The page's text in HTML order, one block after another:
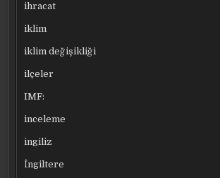
ihracat
iklim
iklim değişikliği
ilçeler
IMF:
inceleme
ingiliz
İngiltere